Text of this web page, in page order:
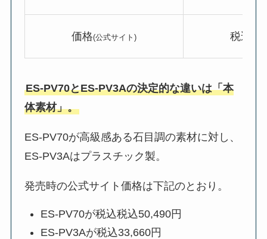
価格(公式サイト) 税込
ES-PV70とES-PV3Aの決定的な違いは「本
体素材」。
ES-PV70が高級感ある石目調の素材に対し、
ES-PV3Aはプラスチック製。
発売時の公式サイト価格は下記のとおり。
ES-PV70が税込税込50,490円
ES-PV3Aが税込33,660円